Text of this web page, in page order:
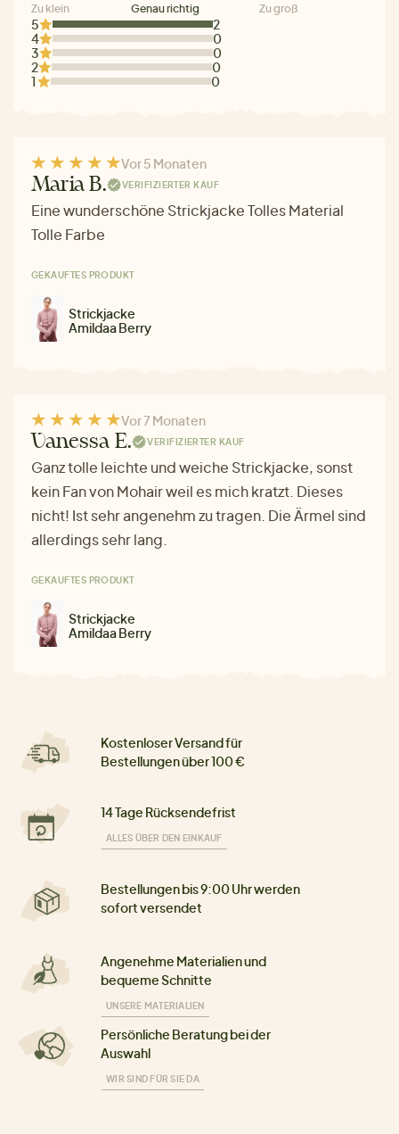
5
2
4
0
3
0
2
0
1
0
Zu klein Genau richtig Zu groß
Vor 5 Monaten
Maria B. VERIFIZIERTER KAUF
Eine wunderschöne Strickjacke Tolles Material
Tolle Farbe
GEKAUFTES PRODUKT
Strickjacke
Amildaa Berry
Vor 7 Monaten
Vanessa E. VERIFIZIERTER KAUF
Ganz tolle leichte und weiche Strickjacke, sonst
kein Fan von Mohair weil es mich kratzt. Dieses
nicht! Ist sehr angenehm zu tragen. Die Ärmel sind
allerdings sehr lang.
GEKAUFTES PRODUKT
Strickjacke
Amildaa Berry
Kostenloser Versand für
Bestellungen über 100 €
14 Tage Rücksendefrist
ALLES ÜBER DEN EINKAUF
Bestellungen bis 9:00 Uhr werden
sofort versendet
Angenehme Materialien und
bequeme Schnitte
UNSERE MATERIALIEN
Persönliche Beratung bei der
Auswahl
WIR SIND FÜR SIE DA